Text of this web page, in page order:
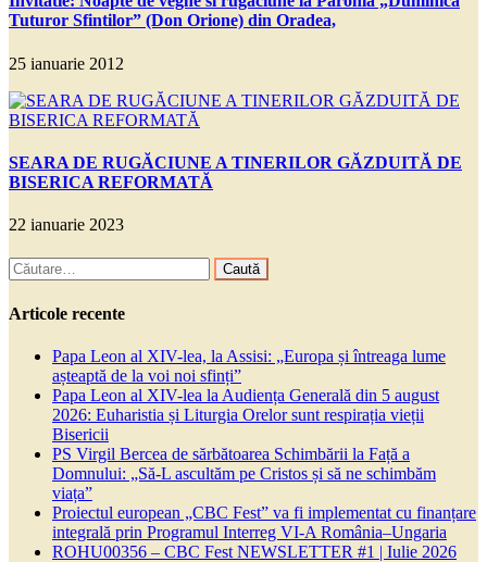
Tuturor Sfintilor” (Don Orione) din Oradea,
25 ianuarie 2012
SEARA DE RUGĂCIUNE A TINERILOR GĂZDUITĂ DE
BISERICA REFORMATĂ
22 ianuarie 2023
Caută
după:
Articole recente
Papa Leon al XIV-lea, la Assisi: „Europa și întreaga lume
așteaptă de la voi noi sfinți”
Papa Leon al XIV-lea la Audiența Generală din 5 august
2026: Euharistia și Liturgia Orelor sunt respirația vieții
Bisericii
PS Virgil Bercea de sărbătoarea Schimbării la Față a
Domnului: „Să-L ascultăm pe Cristos și să ne schimbăm
viața”
Proiectul european „CBC Fest” va fi implementat cu finanțare
integrală prin Programul Interreg VI-A România–Ungaria
ROHU00356 – CBC Fest NEWSLETTER #1 | Iulie 2026